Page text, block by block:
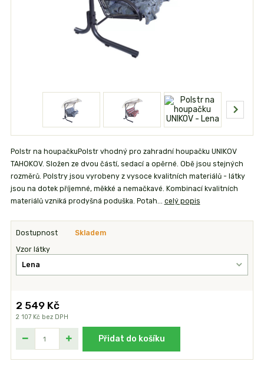
Polstr na houpačkuPolstr vhodný pro zahradní houpačku UNIKOV
TAHOKOV. Složen ze dvou částí, sedací a opěrné. Obě jsou stejných
rozměrů. Polstry jsou vyrobeny z vysoce kvalitních materiálů - látky
jsou na dotek příjemné, měkké a nemačkavé. Kombinací kvalitních
materiálů vzniká prodyšná poduška. Potah... celý popis
Dostupnost Skladem
Vzor látky
2 549 Kč
2 107 Kč bez DPH
Přidat do košíku